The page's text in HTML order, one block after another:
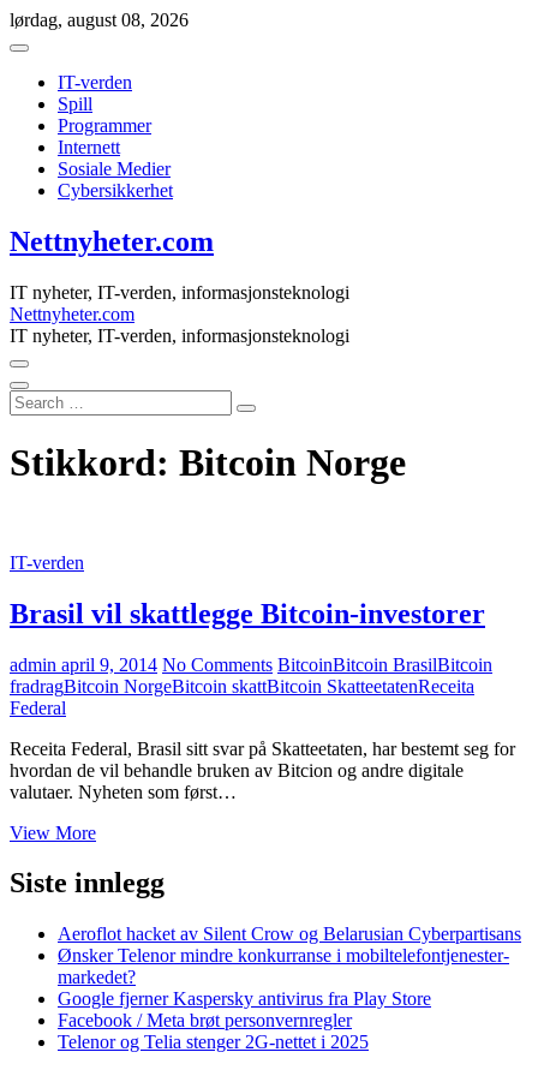
Skip
to
lørdag, august 08, 2026
IT-verden
Spill
Programmer
Internett
Sosiale Medier
Cybersikkerhet
Nettnyheter.com
IT nyheter, IT-verden, informasjonsteknologi
Nettnyheter.com
IT nyheter, IT-verden, informasjonsteknologi
Search
…
Stikkord: Bitcoin Norge
IT-verden
Brasil vil skattlegge Bitcoin-investorer
admin april 9, 2014 No Comments BitcoinBitcoin BrasilBitcoin
fradragBitcoin NorgeBitcoin skattBitcoin SkatteetatenReceita
Federal
Receita Federal, Brasil sitt svar på Skatteetaten, har bestemt seg for
hvordan de vil behandle bruken av Bitcion og andre digitale
valutaer. Nyheten som først…
View MoreBrasil
skattlegge
Bitcoin-
Siste innlegg
Aeroflot hacket av Silent Crow og Belarusian Cyberpartisans
Ønsker Telenor mindre konkurranse i mobiltelefontjenester-
markedet?
Google fjerner Kaspersky antivirus fra Play Store
Facebook / Meta brøt personvernregler
Telenor og Telia stenger 2G-nettet i 2025